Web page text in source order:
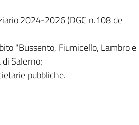
2024-2026 (DGC n.108 de
"Bussento, Fiumicello, Lambro e
Salerno;
pubbliche.